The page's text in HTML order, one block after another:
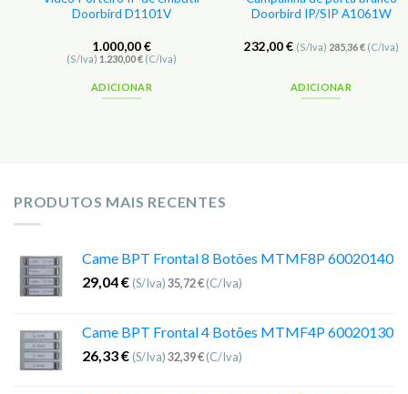
Doorbird D1101V
1.000,00€
(S/Iva) 1.230,00€ (C/Iva)
ADICIONAR
Doorbird IP/SIP A1061W
232,00€ (S/Iva) 285,36€(C/Iva)
ADICIONAR
PRODUTOS MAIS RECENTES
Came BPT Frontal 8 Botões MTMF8P 60020140
29,04€ (S/Iva)35,72€(C/Iva)
Came BPT Frontal 4 Botões MTMF4P 60020130
26,33€ (S/Iva)32,39€(C/Iva)